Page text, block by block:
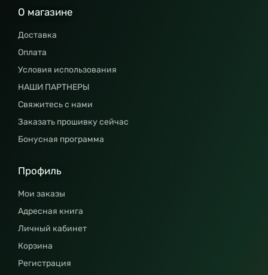
О магазине
Доставка
Оплата
Условия использования
НАШИ ПАРТНЕРЫ
Свяжитесь с нами
Заказать прошивку сейчас
Бонусная программа
Профиль
Мои заказы
Адресная книга
Личный кабинет
Корзина
Регистрация